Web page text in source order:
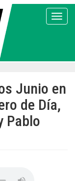
Junio en
de Día,
Pablo